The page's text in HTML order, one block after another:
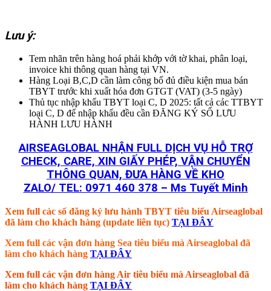
Lưu ý:
Tem nhãn trên hàng hoá phải khớp với tờ khai, phân loại,
invoice khi thông quan hàng tại VN.
Hàng Loại B,C,D cần làm công bố đủ điều kiện mua bán
TBYT trước khi xuất hóa đơn GTGT (VAT) (3-5 ngày)
Thủ tục nhập khẩu TBYT loại C, D 2025: tất cả các TTBYT
loại C, D để nhập khẩu đều cần ĐĂNG KÝ SỐ LƯU
HÀNH LƯU HÀNH
AIRSEAGLOBAL NHẬN FULL DỊCH VỤ HỖ TRỢ
CHECK, CARE, XIN GIẤY PHÉP, VẬN CHUYỂN
THÔNG QUAN, ĐƯA HÀNG VỀ KHO
ZALO/ TEL: 0971 460 378 – Ms Tuyết Minh
Xem full các số đăng ký lưu hành TBYT tiêu biểu Airseaglobal
đã làm cho khách hàng (update liên tục) TẠI ĐÂY
Xem full các vận đơn hàng Sea tiêu biểu mà Airseaglobal đã
làm cho khách hàng TẠI ĐÂY
Xem full các vận đơn hàng Air tiêu biểu mà Airseaglobal đã
làm cho khách hàng TẠI ĐÂY